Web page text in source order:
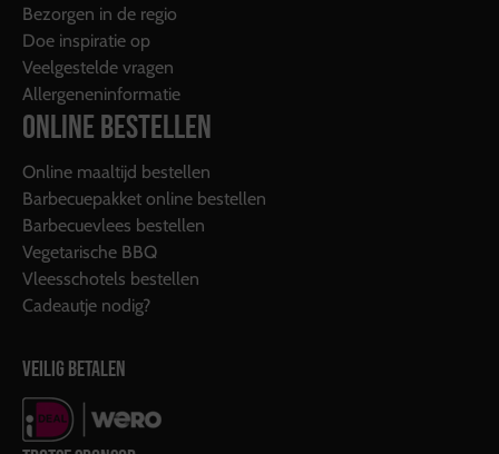
Bezorgen in de regio
Doe inspiratie op
Veelgestelde vragen
Allergeneninformatie
ONLINE BESTELLEN
Online maaltijd bestellen
Barbecuepakket online bestellen
Barbecuevlees bestellen
Vegetarische BBQ
Vleesschotels bestellen
Cadeautje nodig?
VEILIG BETALEN